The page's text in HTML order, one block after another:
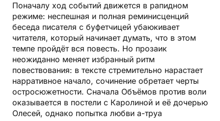
Поначалу ход событий движется в рапидном
режиме: неспешная и полная реминисценций
беседа писателя с буфетчицей убаюкивает
читателя, который начинает думать, что в этом
темпе пройдёт вся повесть. Но прозаик
неожиданно меняет избранный ритм
повествования: в тексте стремительно нарастает
нарративное начало, сочинение обретает черты
остро­сюжетности. Сначала Объёмов против воли
оказывается в постели с Каролиной и её дочерью
Олесей, однако попытка любви а-труа